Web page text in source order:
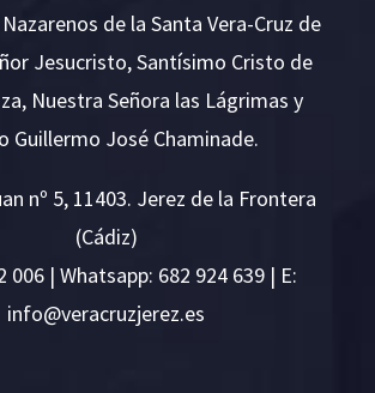
de la Santa Vera-Cruz de
Jesucristo, Santísimo Cristo de
Nuestra Señora las Lágrimas y
Guillermo José Chaminade.
nº 5, 11403. Jerez de la Frontera
(Cádiz)
006 | Whatsapp: 682 924 639 | E:
se.ze
rejzu
rcare
v@ofn
i